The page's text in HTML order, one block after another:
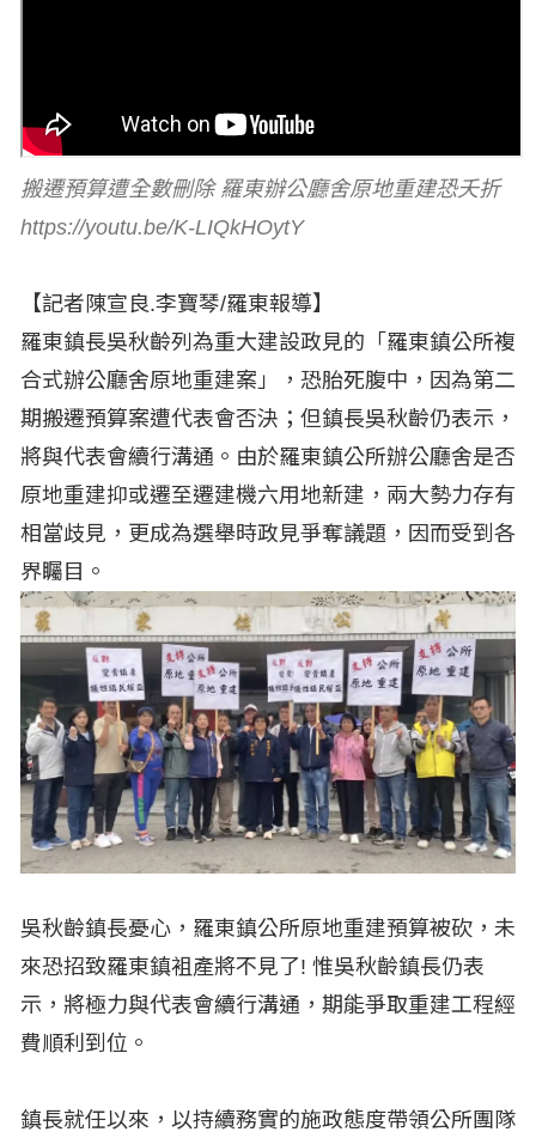
搬遷預算遭全數刪除 羅東辦公廳舍原地重建恐夭折
https://youtu.be/K-LIQkHOytY
【記者陳宣良.李寶琴/羅東報導】
羅東鎮長吳秋齡列為重大建設政見的「羅東鎮公所複
合式辦公廳舍原地重建案」，恐胎死腹中，因為第二
期搬遷預算案遭代表會否決；但鎮長吳秋齡仍表示，
將與代表會續行溝通。由於羅東鎮公所辦公廳舍是否
原地重建抑或遷至遷建機六用地新建，兩大勢力存有
相當歧見，更成為選舉時政見爭奪議題，因而受到各
界矚目。
吳秋齡鎮長憂心，羅東鎮公所原地重建預算被砍，未
來恐招致羅東鎮袓產將不見了! 惟吳秋齡鎮長仍表
示，將極力與代表會續行溝通，期能爭取重建工程經
費順利到位。
鎮長就任以來，以持續務實的施政態度帶領公所團隊